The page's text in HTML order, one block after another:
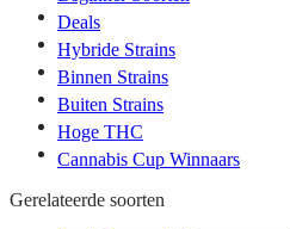
Deals
Hybride Strains
Binnen Strains
Buiten Strains
Hoge THC
Cannabis Cup Winnaars
Gerelateerde soorten